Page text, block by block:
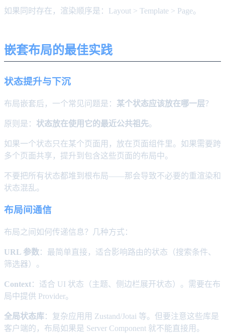
如果同时存在，渲染顺序是：Layout > Template > Page。
嵌套布局的最佳实践
状态提升与下沉
布局嵌套后，一个常见问题是： 某个状态应该放在哪一层？
原则是： 状态放在使用它的最近公共祖先。
如果一个状态只在某个页面用，放在页面组件里。如果需要跨
多个页面共享，提升到包含这些页面的布局中。
不要把所有状态都堆到根布局——那会导致不必要的重渲染和
状态混乱。
布局间通信
布局之间如何传递信息？几种方式：
URL 参数：最简单直接，适合影响路由的状态（搜索条件、
筛选器）。
Context：适合 UI 状态（主题、侧边栏展开状态）。需要在布
局中提供 Provider。
全局状态库：复杂应用用 Zustand/Jotai 等。但要注意这些库是
客户端的，布局如果是 Server Component 就不能直接用。